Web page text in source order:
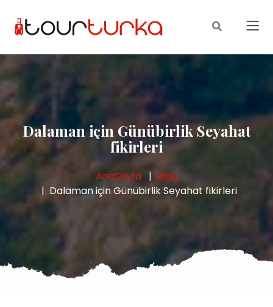
Dalaman için Günübirlik Seyahat
fikirleri
AnaSayfa
Blog
Dalaman için Günübirlik Seyahat fikirleri